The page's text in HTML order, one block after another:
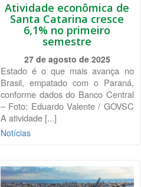
Atividade econômica de
Santa Catarina cresce
6,1% no primeiro
semestre
27 de agosto de 2025
Estado é o que mais avança no
Brasil, empatado com o Paraná,
conforme dados do Banco Central
– Foto: Eduardo Valente / GOVSC
A atividade [...]
Notícias